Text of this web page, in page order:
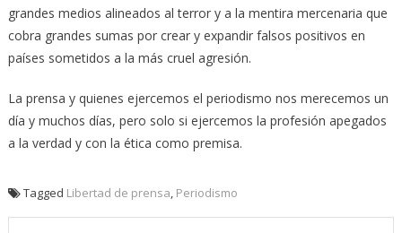
grandes medios alineados al terror y a la mentira mercenaria que
cobra grandes sumas por crear y expandir falsos positivos en
países sometidos a la más cruel agresión.
La prensa y quienes ejercemos el periodismo nos merecemos un
día y muchos días, pero solo si ejercemos la profesión apegados
a la verdad y con la ética como premisa.
Tagged Libertad de prensa, Periodismo